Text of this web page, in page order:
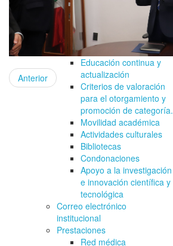
Docente tipo Superior
(PRODEP)
Formación de profesores
Evaluación de
profesores
Educación continua y
actualización
Criterios de valoración
para el otorgamiento y
promoción de categoría.
Movilidad académica
Actividades culturales
Bibliotecas
Condonaciones
Apoyo a la investigación
e innovación científica y
tecnológica
Correo electrónico
institucional
Prestaciones
Red médica
Anterior